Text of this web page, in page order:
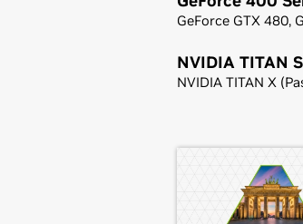
GeForce GTX 480,
NVIDIA TITAN
NVIDIA TITAN X